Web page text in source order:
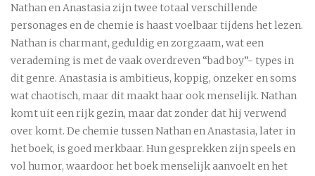
Nathan en Anastasia zijn twee totaal verschillende
personages en de chemie is haast voelbaar tijdens het lezen.
Nathan is charmant, geduldig en zorgzaam, wat een
verademing is met de vaak overdreven “bad boy”- types in
dit genre. Anastasia is ambitieus, koppig, onzeker en soms
wat chaotisch, maar dit maakt haar ook menselijk. Nathan
komt uit een rijk gezin, maar dat zonder dat hij verwend
over komt. De chemie tussen Nathan en Anastasia, later in
het boek, is goed merkbaar. Hun gesprekken zijn speels en
vol humor, waardoor het boek menselijk aanvoelt en het